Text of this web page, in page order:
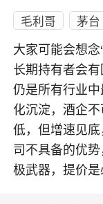
毛利哥 茅台
大家可能会想念
长期持有者会
仍是所有行业
化沉淀，酒企
低，但增速见
司不具备的优
极武器，提价是